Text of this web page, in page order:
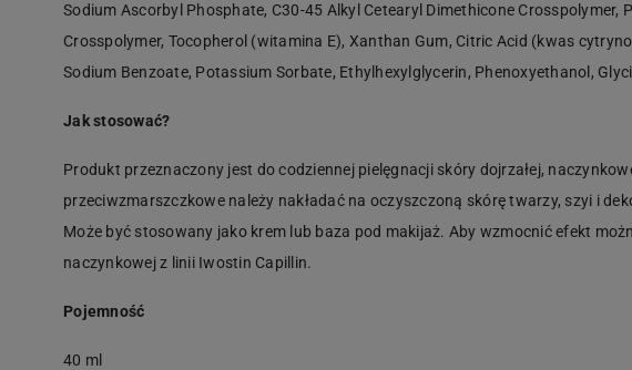
Sodium Ascorbyl Phosphate, C30-45 Alkyl Cetearyl Dimethicone Crosspolymer,
Crosspolymer, Tocopherol (witamina E), Xanthan Gum, Citric Acid (kwas
Sodium Benzoate, Potassium Sorbate, Ethylhexylglycerin, Phenoxyethanol,
Jak stosować?
Produkt przeznaczony jest do codziennej pielęgnacji skóry dojrzałej,
przeciwzmarszczkowe należy nakładać na oczyszczoną skórę twarzy, szyi i
Może być stosowany jako krem lub baza pod makijaż. Aby wzmocnić efekt
naczynkowej z linii Iwostin Capillin.
Pojemność
40 ml